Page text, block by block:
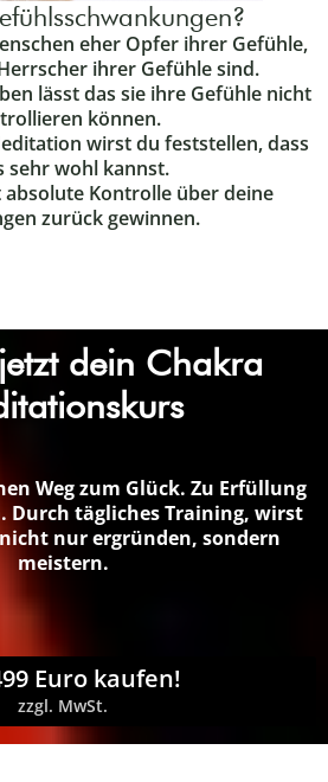
eher Opfer ihrer Gefühle,
ihrer Gefühle sind.
lässt das sie ihre Gefühle nicht
können.
wirst du feststellen, dass
sehr wohl kannst.
Kontrolle über deine
zurück gewinnen.
dein Chakra
Weg zum Glück. Zu Erfüllung
Durch tägliches Training, wirst
nur ergründen, sondern
meistern.
Euro kaufen!
zzgl. MwSt.